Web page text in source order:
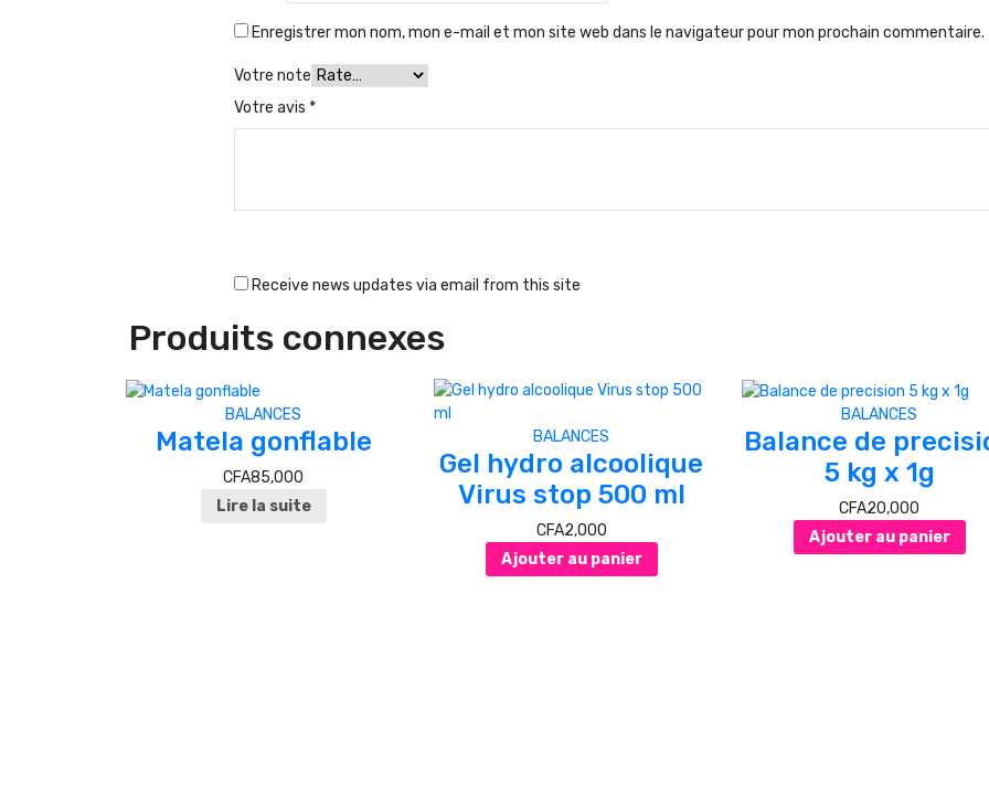
Enregistrer mon nom, mon e-mail et mon site web dans le navigateur pour mon prochain commentaire.
Votre note
Votre avis *
Receive news updates via email from this site
Produits connexes
BALANCES
Matela gonflable
CFA85,000
Lire la suite
BALANCES
Gel hydro alcoolique
Virus stop 500 ml
CFA2,000
Ajouter au panier
BALANCES
Balance de
5 kg x 1g
CFA20,000
Ajouter au panier